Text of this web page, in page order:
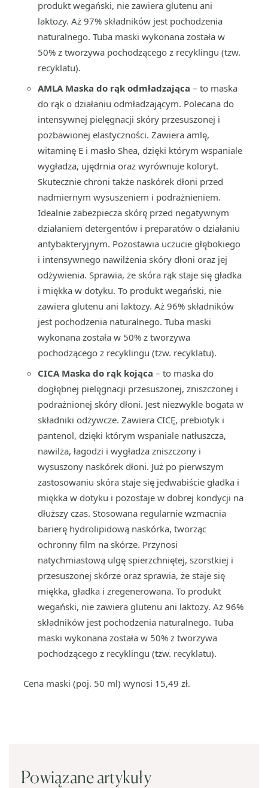
produkt wegański, nie zawiera glutenu ani
laktozy. Aż 97% składników jest pochodzenia
naturalnego. Tuba maski wykonana została w
50% z tworzywa pochodzącego z recyklingu (tzw.
recyklatu).
AMLA Maska do rąk odmładzająca – to maska
do rąk o działaniu odmładzającym. Polecana do
intensywnej pielęgnacji skóry przesuszonej i
pozbawionej elastyczności. Zawiera amlę,
witaminę E i masło Shea, dzięki którym wspaniale
wygładza, ujędrnia oraz wyrównuje koloryt.
Skutecznie chroni także naskórek dłoni przed
nadmiernym wysuszeniem i podrażnieniem.
Idealnie zabezpiecza skórę przed negatywnym
działaniem detergentów i preparatów o działaniu
antybakteryjnym. Pozostawia uczucie głębokiego
i intensywnego nawilżenia skóry dłoni oraz jej
odżywienia. Sprawia, że skóra rąk staje się gładka
i miękka w dotyku. To produkt wegański, nie
zawiera glutenu ani laktozy. Aż 96% składników
jest pochodzenia naturalnego. Tuba maski
wykonana została w 50% z tworzywa
pochodzącego z recyklingu (tzw. recyklatu).
CICA Maska do rąk kojąca – to maska do
dogłębnej pielęgnacji przesuszonej, zniszczonej i
podrażnionej skóry dłoni. Jest niezwykle bogata w
składniki odżywcze. Zawiera CICĘ, prebiotyk i
pantenol, dzięki którym wspaniale natłuszcza,
nawilża, łagodzi i wygładza zniszczony i
wysuszony naskórek dłoni. Już po pierwszym
zastosowaniu skóra staje się jedwabiście gładka i
miękka w dotyku i pozostaje w dobrej kondycji na
dłuższy czas. Stosowana regularnie wzmacnia
barierę hydrolipidową naskórka, tworząc
ochronny film na skórze. Przynosi
natychmiastową ulgę spierzchniętej, szorstkiej i
przesuszonej skórze oraz sprawia, że staje się
miękka, gładka i zregenerowana. To produkt
wegański, nie zawiera glutenu ani laktozy. Aż 96%
składników jest pochodzenia naturalnego. Tuba
maski wykonana została w 50% z tworzywa
pochodzącego z recyklingu (tzw. recyklatu).
Cena maski (poj. 50 ml) wynosi 15,49 zł.
Powiązane artykuły